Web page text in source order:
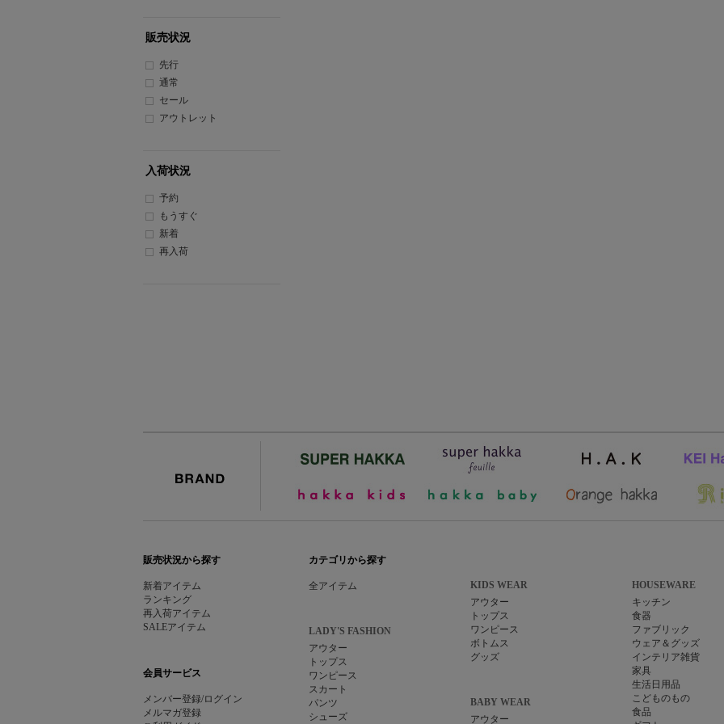
販売状況
先行
通常
セール
アウトレット
入荷状況
予約
もうすぐ
新着
再入荷
販売状況から探す
新着アイテム
ランキング
再入荷アイテム
SALEアイテム
会員サービス
メンバー登録/ログイン
メルマガ登録
カテゴリから探す
全アイテム
LADY'S FASHION
アウター
トップス
ワンピース
スカート
パンツ
シューズ
KIDS WEAR
アウター
トップス
ワンピース
ボトムス
グッズ
BABY WEAR
アウター
HOUSEWARE
キッチン
食器
ファブリック
ウェア＆グッズ
インテリア雑貨
家具
生活日用品
こどものもの
食品